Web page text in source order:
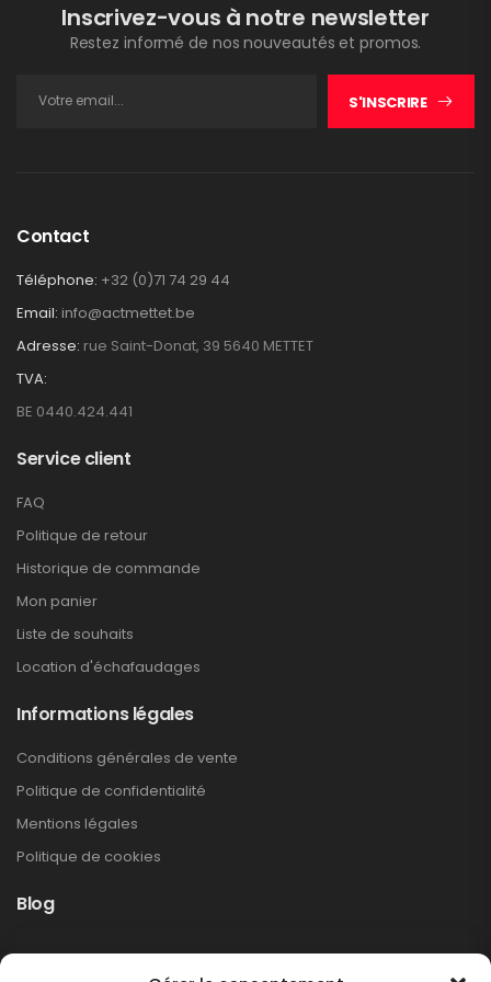
Inscrivez-vous à notre newsletter
Restez informé de nos nouveautés et promos.
S'INSCRIRE
Contact
Téléphone: +32 (0)71 74 29 44
Email: info@actmettet.be
Adresse: rue Saint-Donat, 39 5640 METTET
TVA:
BE 0440.424.441
Service client
FAQ
Politique de retour
Historique de commande
Mon panier
Liste de souhaits
Location d'échafaudages
Informations légales
Conditions générales de vente
Politique de confidentialité
Mentions légales
Politique de cookies
Blog